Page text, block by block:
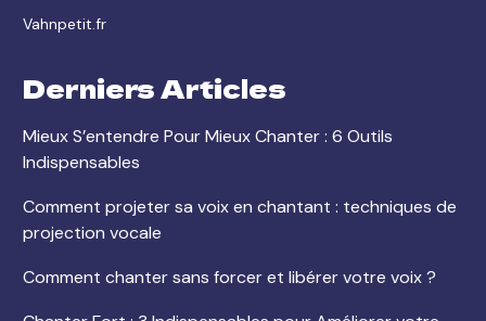
Vahnpetit.fr
Derniers Articles
Mieux S’entendre Pour Mieux Chanter : 6 Outils
Indispensables
Comment projeter sa voix en chantant : techniques de
projection vocale
Comment chanter sans forcer et libérer votre voix ?